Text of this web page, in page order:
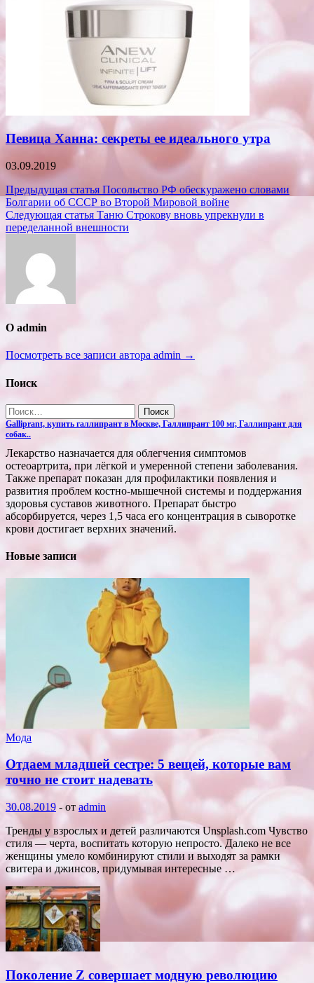
Певица Ханна: секреты ее идеального утра
03.09.2019
Навигация
по
записям
Предыдущая статья Посольство РФ обескуражено словами
Болгарии об СССР во Второй Мировой войне
Следующая статья Таню Строкову вновь упрекнули в
переделанной внешности
О admin
Посмотреть все записи автора admin →
Поиск
Найти:
Galliprant, купить галлипрант в Москве, Галлипрант 100 мг, Галлипрант для
собак..
Лекарство назначается для облегчения симптомов
остеоартрита, при лёгкой и умеренной степени заболевания.
Также препарат показан для профилактики появления и
развития проблем костно-мышечной системы и поддержания
здоровья суставов животного. Препарат быстро
абсорбируется, через 1,5 часа его концентрация в сыворотке
крови достигает верхних значений.
Новые записи
Мода
Отдаем младшей сестре: 5 вещей, которые вам
точно не стоит надевать
30.08.2019 - от admin
Тренды у взрослых и детей различаются Unsplash.com Чувство
стиля — черта, воспитать которую непросто. Далеко не все
женщины умело комбинируют стили и выходят за рамки
свитера и джинсов, придумывая интересные …
Поколение Z совершает модную революцию